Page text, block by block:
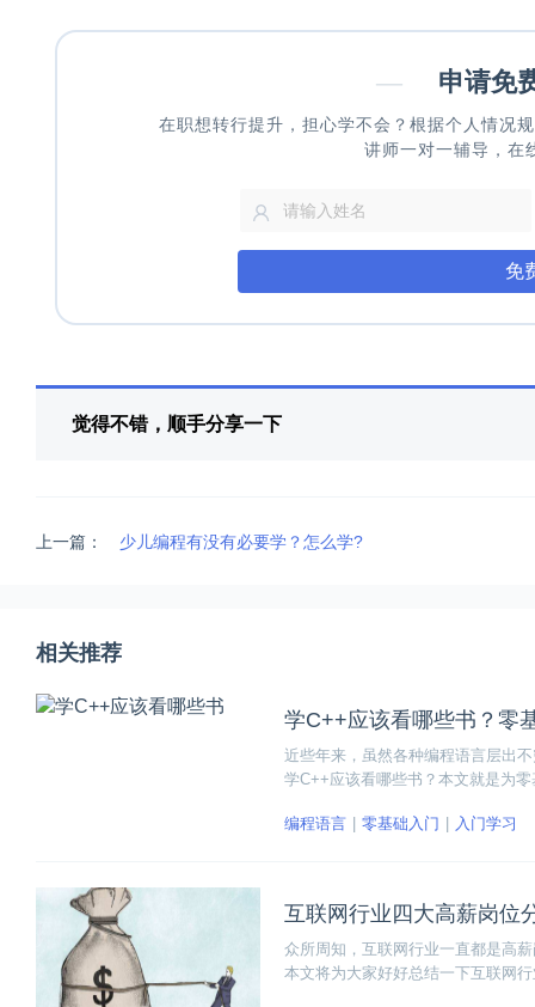
— 申请免
在职想转行提升，担心学不会？根据个人情况
讲师一对一辅导，在
免
觉得不错，顺手分享一下
上一篇： 少儿编程有没有必要学？怎么学?
相关推荐
学C++应该看哪些书？零
近些年来，虽然各种编程语言层出
学C++应该看哪些书？本文就是为
编程语言 零基础入门 入门学习
互联网行业四大高薪岗位
众所周知，互联网行业一直都是高
本文将为大家好好总结一下互联网